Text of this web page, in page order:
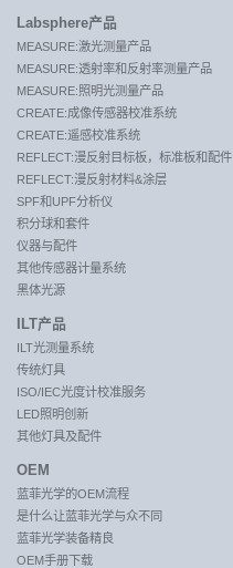
Labsphere产品
MEASURE:激光测量产品
MEASURE:透射率和反射率测量产品
MEASURE:照明光测量产品
CREATE:成像传感器校准系统
CREATE:遥感校准系统
REFLECT:漫反射目标板，标准板和配件
REFLECT:漫反射材料&涂层
SPF和UPF分析仪
积分球和套件
仪器与配件
其他传感器计量系统
黑体光源
ILT产品
ILT光测量系统
传统灯具
ISO/IEC光度计校准服务
LED照明创新
其他灯具及配件
OEM
蓝菲光学的OEM流程
是什么让蓝菲光学与众不同
蓝菲光学装备精良
OEM手册下载